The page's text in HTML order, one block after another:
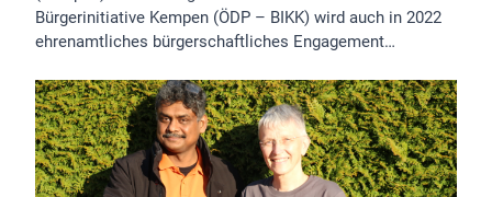
Bürgerinitiative Kempen (ÖDP – BIKK) wird auch in 2022
ehrenamtliches bürgerschaftliches Engagement…